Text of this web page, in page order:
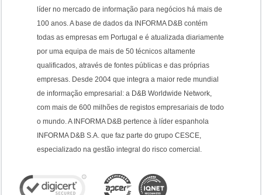
líder no mercado de informação para negócios há mais de
100 anos. A base de dados da INFORMA D&B contém
todas as empresas em Portugal e é atualizada diariamente
por uma equipa de mais de 50 técnicos altamente
qualificados, através de fontes públicas e das próprias
empresas. Desde 2004 que integra a maior rede mundial
de informação empresarial: a D&B Worldwide Network,
com mais de 600 milhões de registos empresariais de todo
o mundo. A INFORMA D&B pertence à líder espanhola
INFORMA D&B S.A. que faz parte do grupo CESCE,
especializado na gestão integral do risco comercial.